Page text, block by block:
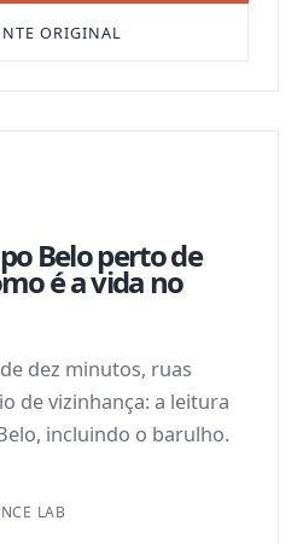
ORIGINAL
Belo perto de
é a vida no
dez minutos, ruas
de vizinhança: a leitura
incluindo o barulho.
LAB